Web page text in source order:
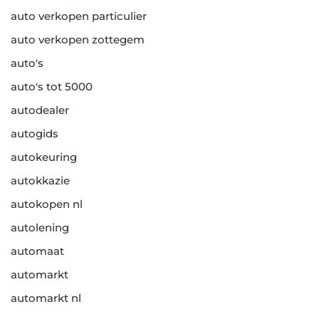
auto verkopen particulier
auto verkopen zottegem
auto's
auto's tot 5000
autodealer
autogids
autokeuring
autokkazie
autokopen nl
autolening
automaat
automarkt
automarkt nl